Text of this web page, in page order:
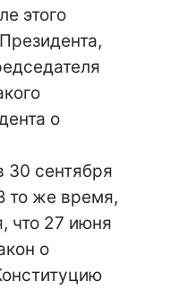
этого
о
30 сентября
то же время,
что 27 июня
о